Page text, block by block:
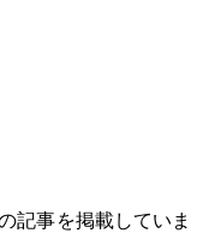
記事を掲載していま